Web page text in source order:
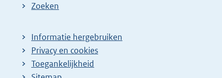
Zoeken
Informatie hergebruiken
Privacy en cookies
Toegankelijkheid